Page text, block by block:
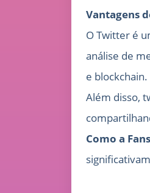
Vantagens
O Twitter é
análise de
e
Além disso,
Como a